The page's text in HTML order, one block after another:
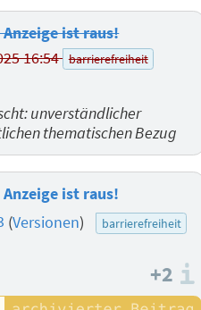
ist raus!
16:54 barrierefreiheit
unverständlicher
thematischen Bezug
ist raus!
(Versionen)
barrierefreiheit
+2